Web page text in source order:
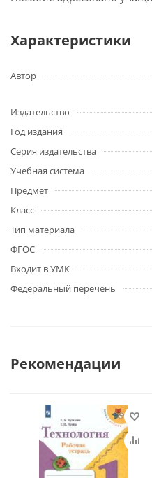
Характеристики
Автор
Издательство
Год издания
Серия издательства
Учебная система
Предмет
Класс
Тип материала
ФГОС
Входит в УМК
Федеральный перечень
Рекомендации